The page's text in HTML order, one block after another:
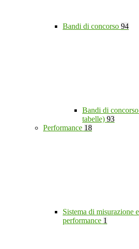
Bandi di concorso 94
Bandi di
tabelle) 93
Performance 18
Sistema di misurazione
performance 1